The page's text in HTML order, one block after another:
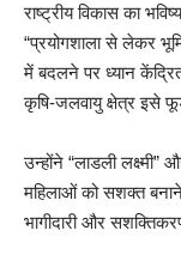
राष्ट्रीय विकास का
“प्रयोगशाला से लेकर
में बदलने पर ध्यान केंद्रित
कृषि-जलवायु क्षेत्र इसे
उन्होंने “लाडली लक्ष्मी”
महिलाओं को सशक्त
भागीदारी और